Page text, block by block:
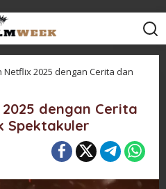
Netflix 2025 dengan Cerita dan
dengan Cerita
Spektakuler